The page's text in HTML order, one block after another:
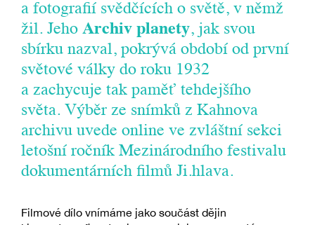
a fotografií svědčících o světě, v němž
žil. Jeho Archiv planety, jak svou
sbírku nazval, pokrývá období od první
světové války do roku 1932
a zachycuje tak paměť tehdejšího
světa. Výběr ze snímků z Kahnova
archivu uvede online ve zvláštní sekci
letošní ročník Mezinárodního festivalu
dokumentárních filmů Ji.hlava.
Filmové dílo vnímáme jako součást dějin